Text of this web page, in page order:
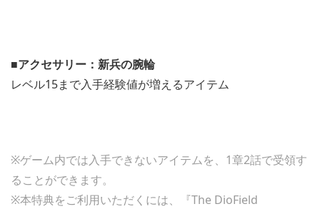
■アクセサリー：新兵の腕輪
レベル15まで入手経験値が増えるアイテム
※ゲーム内では入手できないアイテムを、1章2話で受領す
ることができます。
※本特典をご利用いただくには、『The DioField